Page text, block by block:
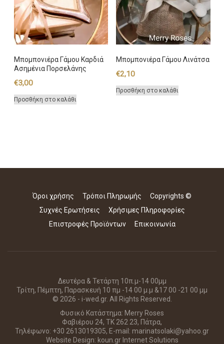
Μπομπονιέρα Γάμου Καρδιά
Ασημένια Πορσελάνης
€3,00
Προσθήκη στο καλάθι
Μπομπονιέρα Γάμου Λινάτσα
€2,10
Προσθήκη στο καλάθι
Όροι χρήσης Τρόποι Πληρωμής
Copyrights ©
Συχνές Ερωτήσεις
Χρήσιμες Πληροφορίες
Επιστροφές Προϊόντων
Επικοινωνία
Δευτέρα & Τετάρτη 10π.μ-14 00μμ
Τρίτη, Πέμπτη, Παρασκευή 10 πμ -14 00 μ.μ &17 00 -21 00 μμ
© 2026 - i-wed.gr. All Rights Reserved.
Φυσικό Κατάστημα: Merry Roses
Φαβιέρου 24, ΤΚ 262 23, Πάτρα,
Τηλέφωνο: +30 2613019305, E-mail: marinatsolaki@yahoo.gr
Website Design: koun.gr Internet Solutions